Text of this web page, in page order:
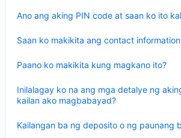
Ano ang aking PIN code at saan ko ito
ang
Saan ko makikita ang contact
ang
Paano ko makikita kung magkano ito?
ang
Inilalagay ko na ang mga detalye ng
kailan ako magbabayad?
ang
sagot
Kailangan ba ng deposito o ng paunang
ang